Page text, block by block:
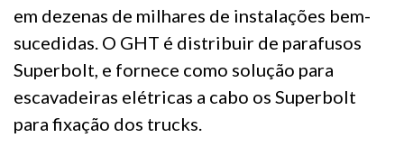
em dezenas de milhares de instalações bem-
sucedidas. O GHT é distribuir de parafusos
Superbolt, e fornece como solução para
escavadeiras elétricas a cabo os Superbolt
para fixação dos trucks.